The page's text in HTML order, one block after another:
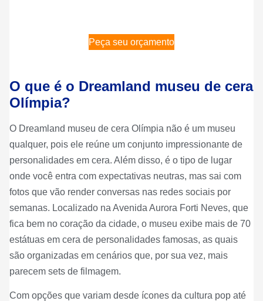
Peça seu orçamento
O que é o Dreamland museu de cera
Olímpia?
O Dreamland museu de cera Olímpia não é um museu
qualquer, pois ele reúne um conjunto impressionante de
personalidades em cera. Além disso, é o tipo de lugar
onde você entra com expectativas neutras, mas sai com
fotos que vão render conversas nas redes sociais por
semanas. Localizado na Avenida Aurora Forti Neves, que
fica bem no coração da cidade, o museu exibe mais de 70
estátuas em cera de personalidades famosas, as quais
são organizadas em cenários que, por sua vez, mais
parecem sets de filmagem.
Com opções que variam desde ícones da cultura pop até